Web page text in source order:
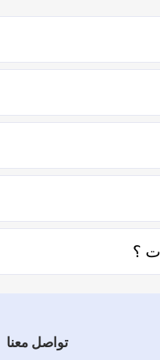
منه بعمل زيارة للمكان
هو عمل مستعجل أم لا.
حقيقيين وهذا يدل على
إليك والأفضل تقييماً
؟
تواصل معنا